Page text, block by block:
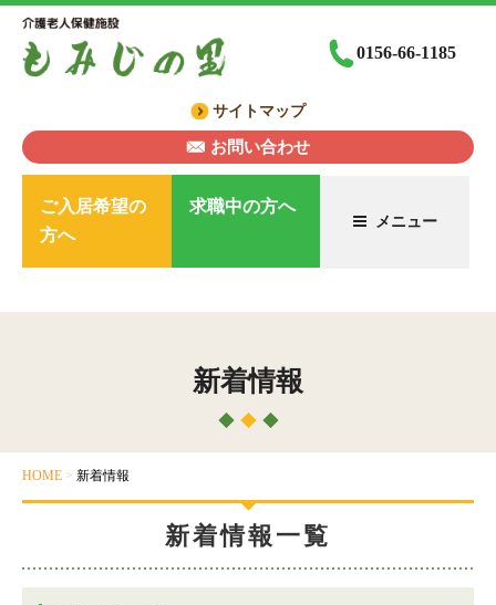
0156-66-1185
サイトマップ
お問い合わせ
ご入居希望の
方へ
求職中の方へ
メニュー
新着情報
HOME > 新着情報
新着情報一覧